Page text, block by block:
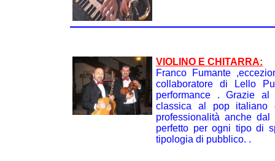
VIOLINO E CHITARRA:
Franco Fumante
collaboratore di Lello
performance . Grazie
classica al pop italiano
professionalità anche
perfetto per ogni tipo di
tipologia di pubblico. .